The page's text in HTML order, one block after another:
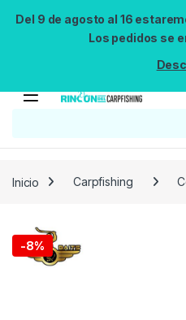
Del 9 de agosto al 16
Los pedidos se
Inicio Carpfishing
-8%